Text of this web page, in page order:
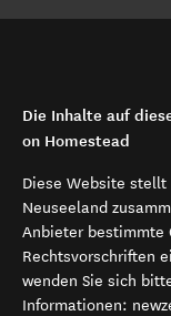
Die Inhalte auf
on Homestead
Diese Website
Neuseeland
Anbieter bestimmte
Rechtsvorschriften
wenden Sie sich
Informationen: